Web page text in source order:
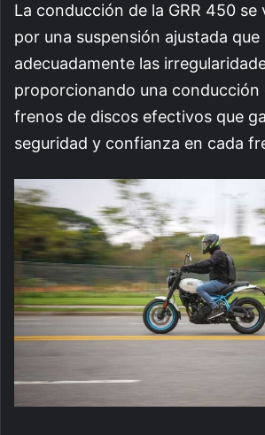
La conducción de la GRR 450 se
por una suspensión ajustada que
adecuadamente las
proporcionando una
frenos de discos efectivos que
seguridad y confianza en cada